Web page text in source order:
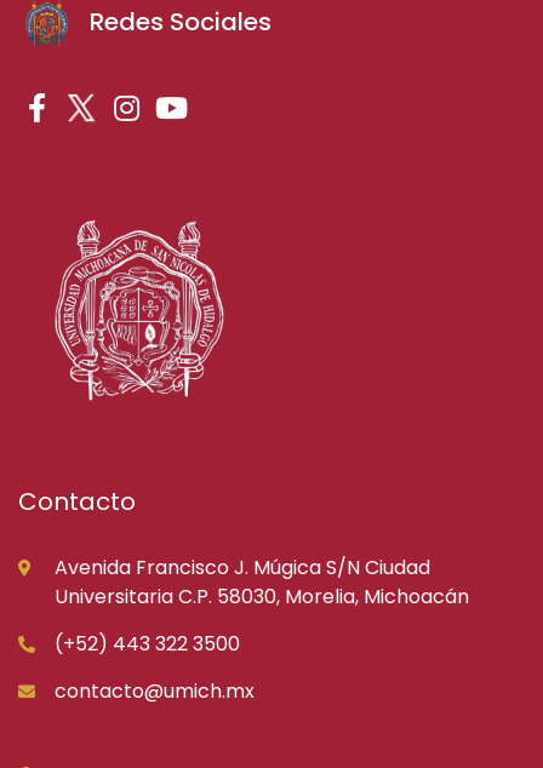
Redes Sociales
Contacto
Avenida Francisco J. Múgica S/N Ciudad
Universitaria C.P. 58030, Morelia, Michoacán
(+52) 443 322 3500
contacto@umich.mx